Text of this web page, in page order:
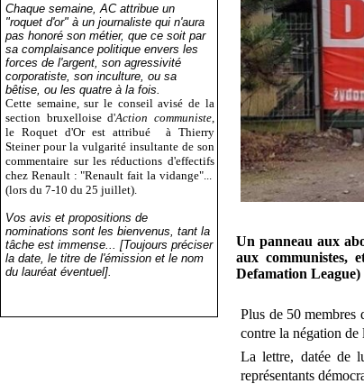
Chaque semaine, AC attribue un
"roquet d'or" à un journaliste qui n'aura
pas honoré son métier, que ce soit par
sa complaisance politique envers les
forces de l'argent, son agressivité
corporatiste, son inculture, ou sa
bêtise, ou les quatre à la fois.
Cette semaine, sur le conseil avisé de la
section bruxelloise d'Action communiste,
le Roquet d'Or est attribué
à Thierry
Steiner pour la vulgarité insultante de son
commentaire sur les réductions d'effectifs
chez Renault : "Renault fait la vidange"...
(lors du 7-10 du 25 juillet).
Vos avis et propositions de
nominations sont les bienvenus, tant la
tâche est immense... [Toujours préciser
la date, le titre de l'émission et le nom
du lauréat éventuel].
Un panneau aux
aux communistes,
Defamation League)
Plus de 50 membres
contre la négation de
La lettre, datée de
représentants